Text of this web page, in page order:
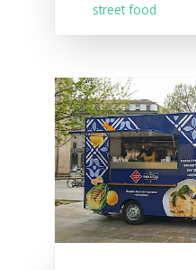
street food